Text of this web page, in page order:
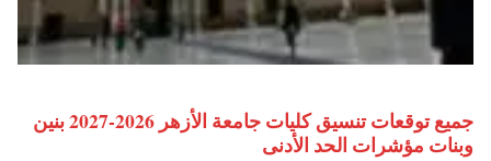
جميع توقعات تنسيق كليات جامعة الأزهر 2026-2027 بنين
وبنات مؤشرات الحد الأدنى